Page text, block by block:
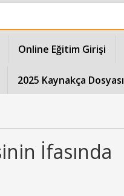
Online Eğitim Girişi
2025 Kaynakça Dosyası
İfasında